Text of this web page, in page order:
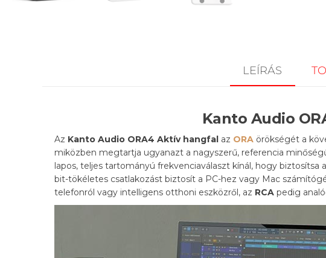
LEÍRÁS
Kanto Audio
Az Kanto Audio ORA4 Aktív hangfal az ORA örökségét a
miközben megtartja ugyanazt a nagyszerű, referencia
lapos, teljes tartományú frekvenciaválaszt kínál, hogy
bit-tökéletes csatlakozást biztosít a PC-hez vagy Mac
telefonról vagy intelligens otthoni eszközről, az RCA pedig